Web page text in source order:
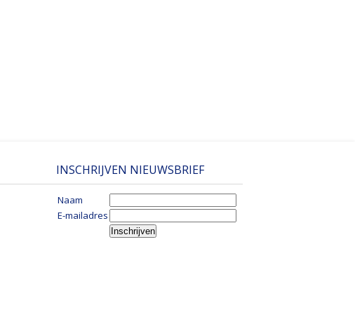
INSCHRIJVEN NIEUWSBRIEF
Naam
E-mailadres